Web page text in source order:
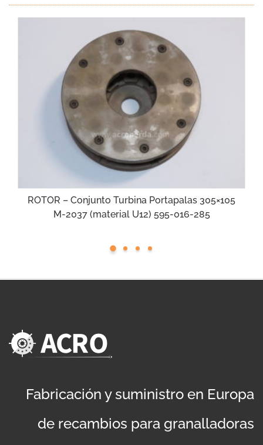
ROTOR – Conjunto Turbina Portapalas 305×105
M-2037 (material U12) 595-016-285
Fabricación y suministro en Europa
de recambios para granalladoras